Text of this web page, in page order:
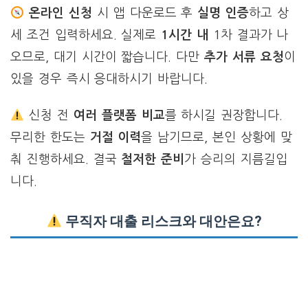
온라인 신청 시 앱 다운로드 후 실명 인증하고 상
세 조건 입력하세요. 실제로 1시간 내
1차 결과가 나
오므로, 대기 시간이 짧습니다. 다만 추가 서류 요청이
있을 경우 즉시 응대하시기 바랍니다.
신청 전 여러 플랫폼 비교를 하시길 권장합니다.
무리한 한도는 거절 이력을 남기므로, 본인 상황에 맞
춰 진행하세요. 결국 철저한 준비 가 승리의 지름길입
니다.
무직자 대출리스크와 대안은요?